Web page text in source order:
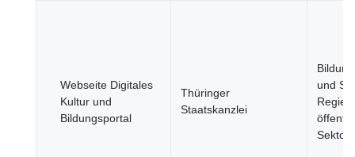
Webseite Digitales
Kultur und
Bildungsportal
Thüringer
Staatskanzlei
und
Sektor